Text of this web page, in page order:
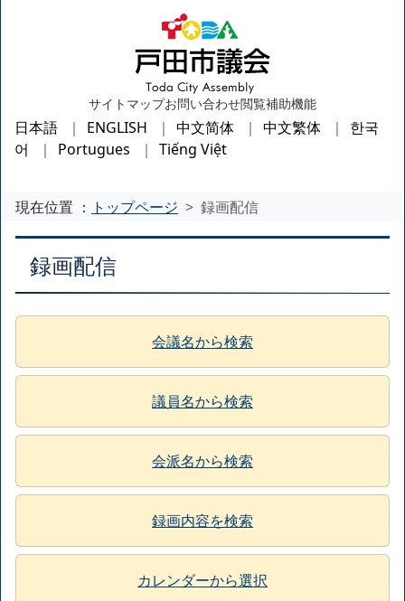
サイトマップお問い合わせ閲覧補助機能
日本語 ENGLISH 中文简体 中文繁体
한국
어
Portugues Tiếng Việt
現在位置 ： トップページ 録画配信
録画配信
会議名から検索
議員名から検索
会派名から検索
録画内容を検索
カレンダーから選択